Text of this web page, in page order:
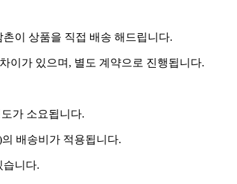
이 상품을 직접 배송 해드립니다.
이가 있으며, 별도 계약으로 진행됩니다.
가 소요됩니다.
배송비가 적용됩니다.
니다.